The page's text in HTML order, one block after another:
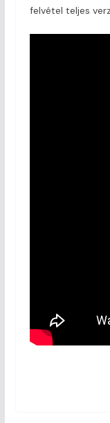
felvétel teljes